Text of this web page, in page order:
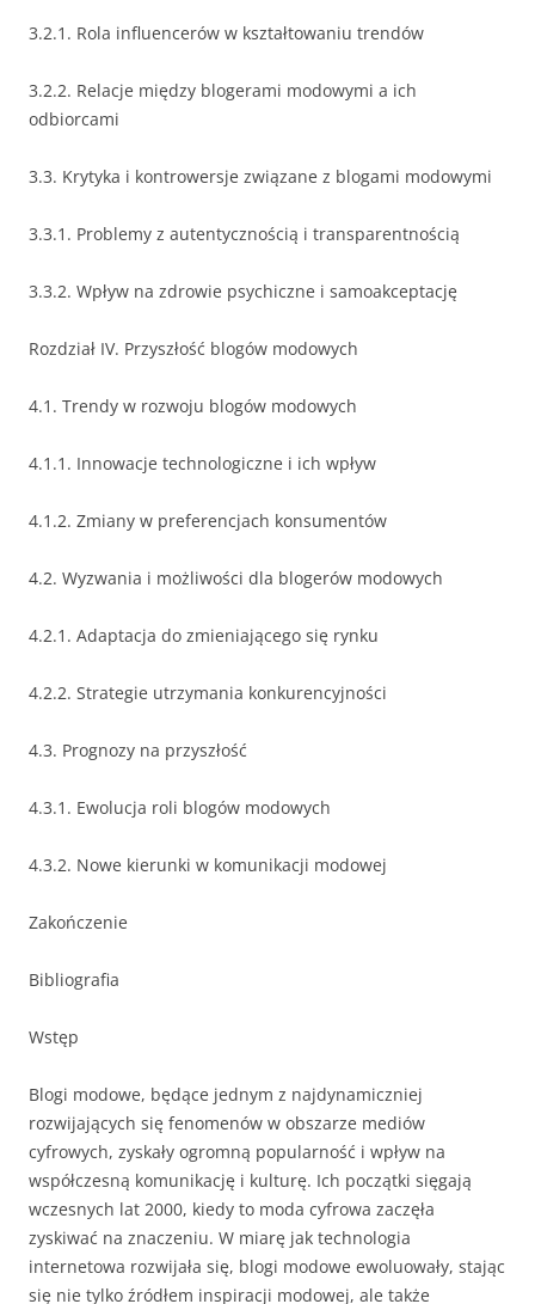
3.2.1. Rola influencerów w kształtowaniu trendów
3.2.2. Relacje między blogerami modowymi a ich
odbiorcami
3.3. Krytyka i kontrowersje związane z blogami modowymi
3.3.1. Problemy z autentycznością i transparentnością
3.3.2. Wpływ na zdrowie psychiczne i samoakceptację
Rozdział IV. Przyszłość blogów modowych
4.1. Trendy w rozwoju blogów modowych
4.1.1. Innowacje technologiczne i ich wpływ
4.1.2. Zmiany w preferencjach konsumentów
4.2. Wyzwania i możliwości dla blogerów modowych
4.2.1. Adaptacja do zmieniającego się rynku
4.2.2. Strategie utrzymania konkurencyjności
4.3. Prognozy na przyszłość
4.3.1. Ewolucja roli blogów modowych
4.3.2. Nowe kierunki w komunikacji modowej
Zakończenie
Bibliografia
Wstęp
Blogi modowe, będące jednym z najdynamiczniej
rozwijających się fenomenów w obszarze mediów
cyfrowych, zyskały ogromną popularność i wpływ na
współczesną komunikację i kulturę. Ich początki sięgają
wczesnych lat 2000, kiedy to moda cyfrowa zaczęła
zyskiwać na znaczeniu. W miarę jak technologia
internetowa rozwijała się, blogi modowe ewoluowały, stając
się nie tylko źródłem inspiracji modowej, ale także